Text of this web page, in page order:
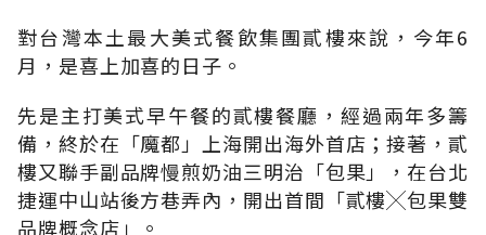
對台灣本土最大美式餐飲集團貳樓來說，今年6
月，是喜上加喜的日子。
先是主打美式早午餐的貳樓餐廳，經過兩年多籌
備，終於在「魔都」上海開出海外首店；接著，貳
樓又聯手副品牌慢煎奶油三明治「包果」，在台北
捷運中山站後方巷弄內，開出首間「貳樓╳包果雙
品牌概念店」。